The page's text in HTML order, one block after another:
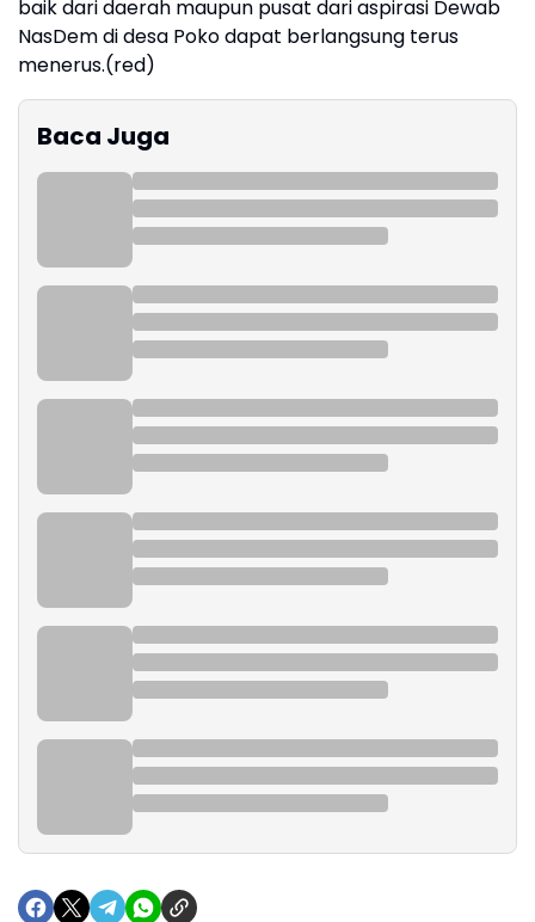
baik dari daerah maupun pusat dari aspirasi Dewab
NasDem di desa Poko dapat berlangsung terus
menerus.(red)
Baca Juga